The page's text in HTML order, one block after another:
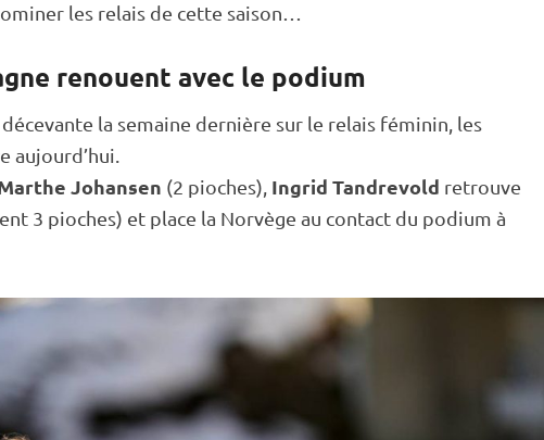
les relais de cette saison…
renouent avec le podium
la semaine dernière sur le relais féminin, les
aujourd’hui.
Johansen (2 pioches), Ingrid Tandrevold retrouve
3 pioches) et place la Norvège au contact du podium à